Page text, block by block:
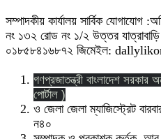
সম্পাদকীয় কার্যালয় সার্বিক যোগাযোগ
নং ১৩২ রোড নং ১/২ উত্তর
০১৮৫৮৪১৬৮৭২ জিমেইল:
গণপ্রজাতন্ত্রী বাংলাদেশ
পোর্টাল )
ও জেলা জেলা ম্যাজিস্ট্রেট
ন৪০